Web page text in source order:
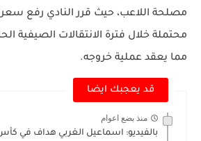
مصلحة اللاعب، حيث قرر النادي رفع
مما يعقد عملية خروجه.
قد يعجبك ايضا
منذ بضع اعوام
بالفيديو: اسماعيل الغربي هداف في